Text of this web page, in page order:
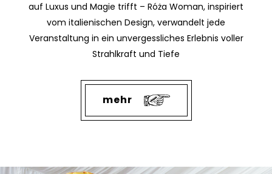
auf Luxus und Magie trifft – Róża Woman, inspiriert
vom italienischen Design, verwandelt jede
Veranstaltung in ein unvergessliches Erlebnis voller
Strahlkraft und Tiefe
mehr